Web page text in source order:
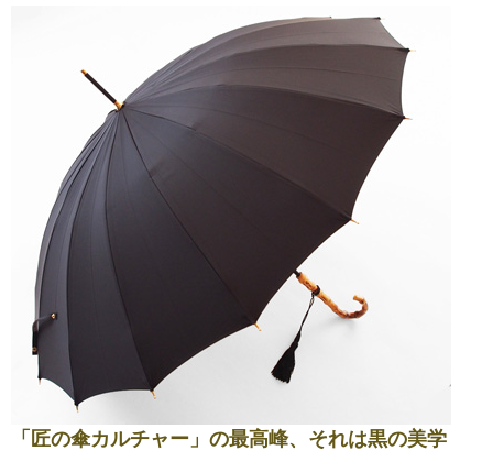
「匠の傘カルチャー」の最高峰、それは黒の美学